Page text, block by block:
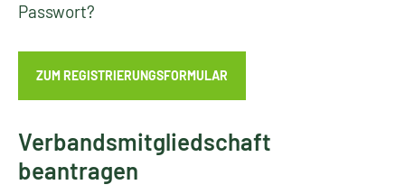
Passwort?
ZUM REGISTRIERUNGSFORMULAR
Verbandsmitgliedschaft
beantragen